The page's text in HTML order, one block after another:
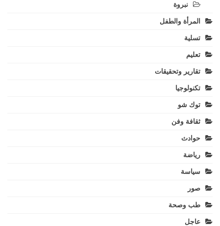
نبروة
المرأة والطفل
تسلية
تعليم
تقارير وتحقيقات
تكنولوجيا
توك شو
ثقافة وفن
حوادث
رياضة
سياسة
صور
طب وصحة
عاجل